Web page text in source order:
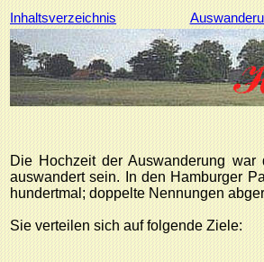
Inhaltsverzeichnis
Die Hochzeit der Auswanderung
auswandert sein. In den Hamburger
hundertmal; doppelte Nennungen
Sie verteilen sich auf folgende Ziele: